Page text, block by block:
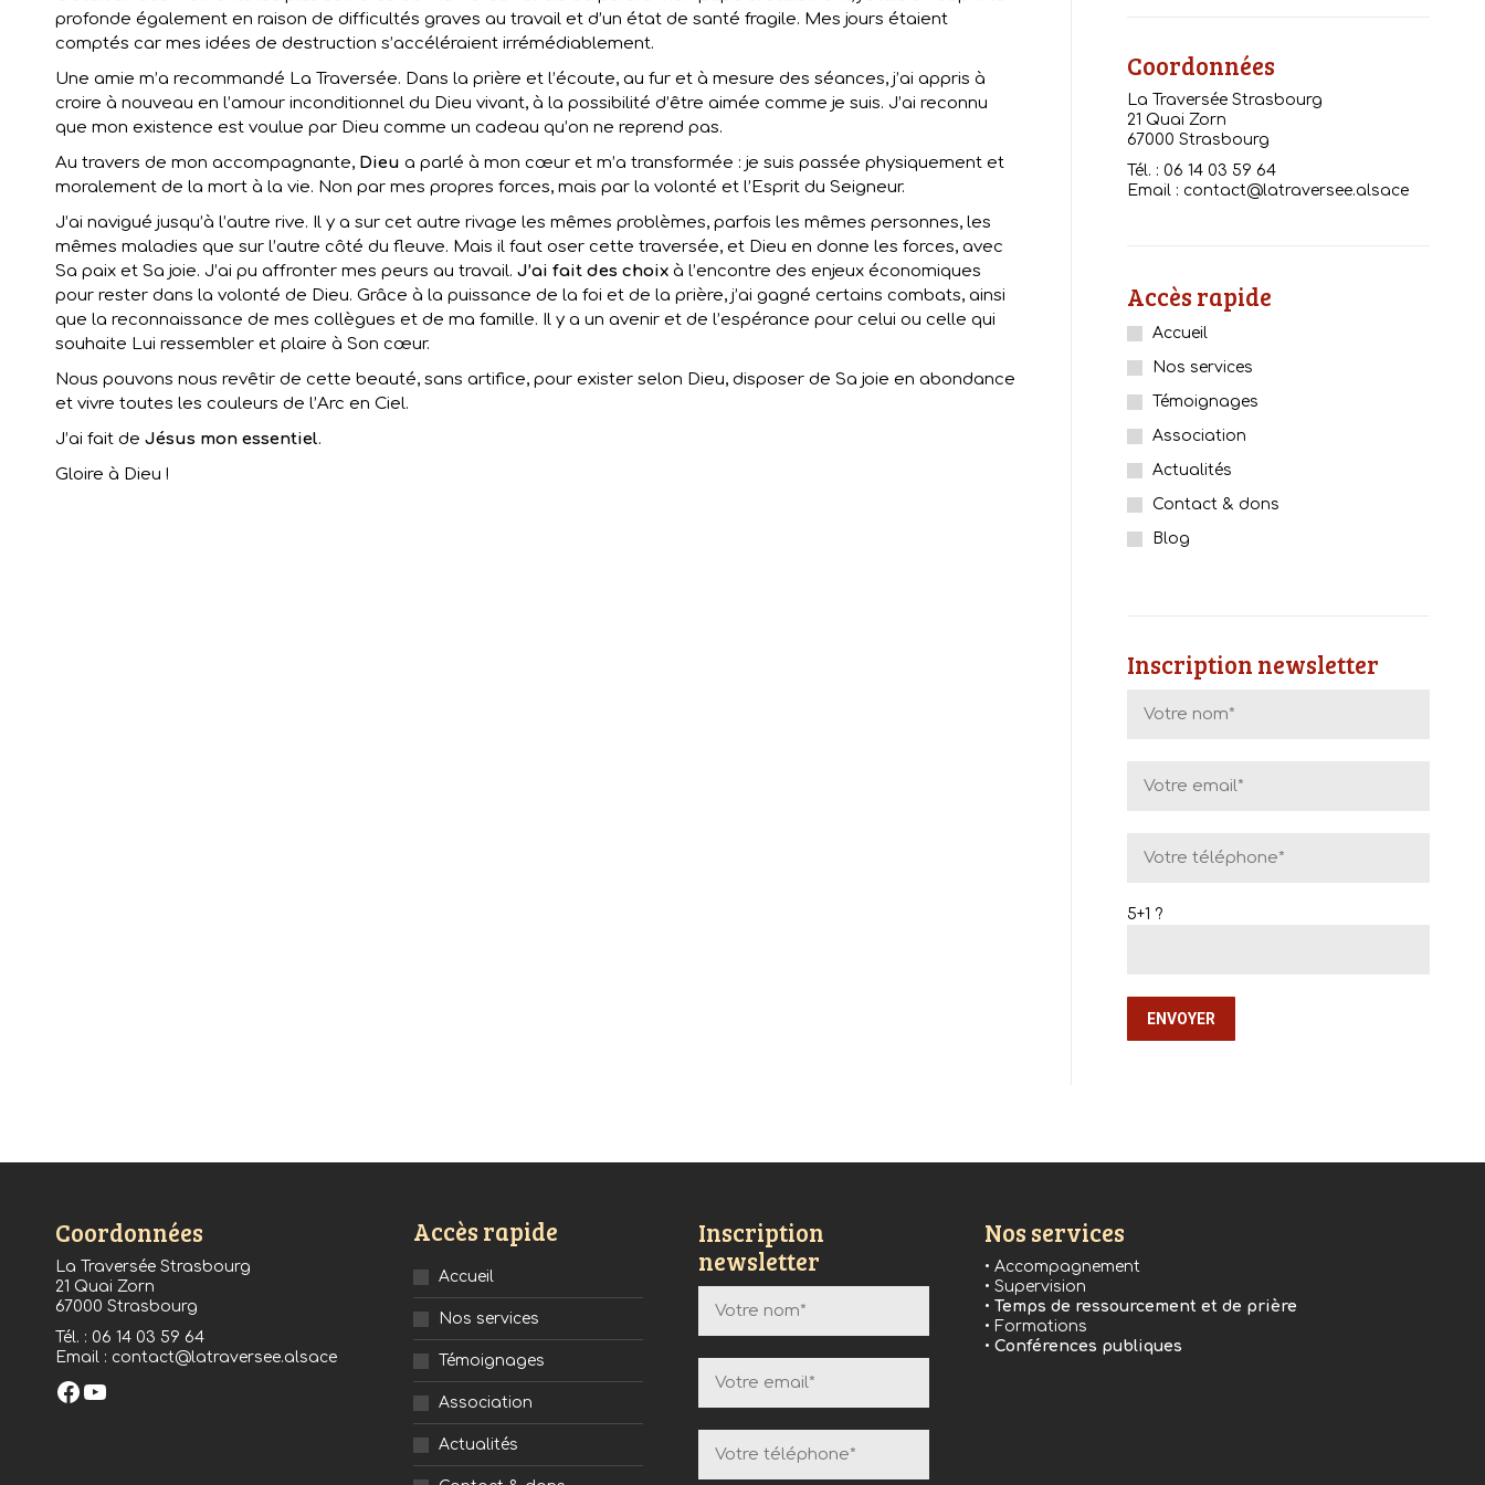
profonde également en raison de difficultés graves au travail et d’un état de santé fragile. Mes jours étaient
comptés car mes idées de destruction s’accéléraient irrémédiablement.
Une amie m’a recommandé La Traversée. Dans la prière et l’écoute, au fur et à mesure des séances, j’ai appris à
croire à nouveau en l’amour inconditionnel du Dieu vivant, à la possibilité d’être aimée comme je suis. J’ai reconnu
que mon existence est voulue par Dieu comme un cadeau qu’on ne reprend pas.
Au travers de mon accompagnante, Dieu a parlé à mon cœur et m’a transformée : je suis passée physiquement et
moralement de la mort à la vie. Non par mes propres forces, mais par la volonté et l’Esprit du Seigneur.
J’ai navigué jusqu’à l’autre rive. Il y a sur cet autre rivage les mêmes problèmes, parfois les mêmes personnes, les
mêmes maladies que sur l’autre côté du fleuve. Mais il faut oser cette traversée, et Dieu en donne les forces, avec
Sa paix et Sa joie. J’ai pu affronter mes peurs au travail. J’ai fait des choix à l’encontre des enjeux économiques
pour rester dans la volonté de Dieu. Grâce à la puissance de la foi et de la prière, j’ai gagné certains combats, ainsi
que la reconnaissance de mes collègues et de ma famille. Il y a un avenir et de l’espérance pour celui ou celle qui
souhaite Lui ressembler et plaire à Son cœur.
Nous pouvons nous revêtir de cette beauté, sans artifice, pour exister selon Dieu, disposer de Sa joie en abondance
et vivre toutes les couleurs de l’Arc en Ciel.
J’ai fait de Jésus mon essentiel.
Gloire à Dieu !
Coordonnées
La Traversée Strasbourg
21 Quai Zorn
67000 Strasbourg
Tél. : 06 14 03 59 64
Email : contact@latraversee.alsace
Accès rapide
Accueil
Nos services
Témoignages
Association
Actualités
Contact & dons
Blog
Inscription newsletter
5+1 ?
Coordonnées
La Traversée Strasbourg
21 Quai Zorn
67000 Strasbourg
Tél. : 06 14 03 59 64
Email : contact@latraversee.alsace
Facebook
YouTube
Accès rapide
Accueil
Nos services
Témoignages
Association
Actualités
Inscription
newsletter
Nos services
• Accompagnement
• Supervision
•Temps de ressourcement et de prière
• Formations
•Conférences publiques